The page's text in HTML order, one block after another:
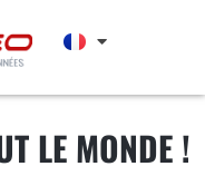
LE MONDE !